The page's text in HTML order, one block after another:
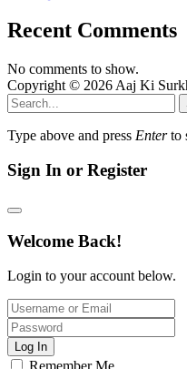
Recent Comments
No comments to show.
Copyright © 2026 Aaj Ki
Type above and press Enterto
Sign In or Register
Welcome Back!
Login to your account below.
Log In